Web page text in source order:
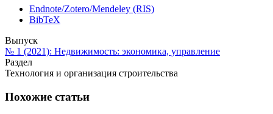
Endnote/Zotero/Mendeley (RIS)
BibTeX
Выпуск
№ 1 (2021): Недвижимость: экономика, управление
Раздел
Технология и организация строительства
Похожие статьи